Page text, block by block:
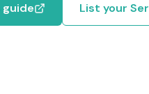
guide List your